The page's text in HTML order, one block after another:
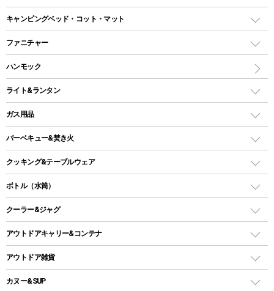
ツールームテント
ワンポールテント
シェルターテント
ロッジ型・オリジナルテント
タープ
スクエアタープ（レクタタープ）
メッシュタープ
自立式タープ
パラソル
テントアクセサリー
ペグ
レクタングラー型（封筒型）シュラフ
インナーシュラフ
キャンピングベッド・コット・マット
キャンピングベッド・コット
インフレータブルマット
ファニチャー
アウトドアテーブル
レジャーシート
ハンモック
ライト&ランタン
LEDランタン
ガスランタン
オイルランタン
LEDライト
ヘッドライト
キャンドル
ガス用品
ガスバーナー
ガス缶
ガストーチ、ライター
バーベキュー&焚き火
バーベキューコンロ、グリル
焚き火台タイプ（ロースタイル）グリル
卓上タイプグリル
パーティータイプグリル
鉄板、アミ
クッキング&テーブルウェア
ダッチオーブン
ホットサンドメーカー
クッカーセット
シェラカップ
ボトル（水筒）
ステンレスボトル
コップ付きタイプ
ワンタッチタイプ
プラスチックボトル
クーラー&ジャグ
クーラーボックス
クーラーバッグ
ウォータージャグ
アウトドアキャリー&コンテナ
アウトドアキャリー
アウトドア雑貨
バックパック&バッグ
カヌー&SUP